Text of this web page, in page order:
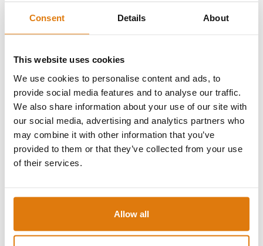
Consent Details About
This website uses cookies
We use cookies to personalise content and ads, to
provide social media features and to analyse our traffic.
We also share information about your use of our site with
our social media, advertising and analytics partners who
may combine it with other information that you’ve
provided to them or that they’ve collected from your use
of their services.
Allow all
Planung und Installation
Bei derPlanung eines elektrischen
Sonnenschutzsystemssollten wichtige Punkte
berücksichtigt werden, darunter die
gewünschte Steuerungsart.
Neubautenbieten oft mehrFlexibilität,